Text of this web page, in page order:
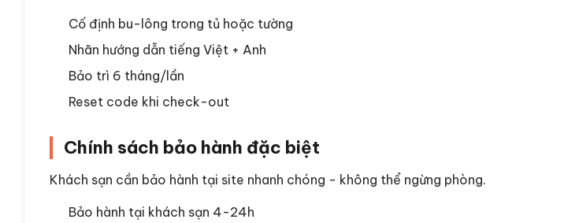
Cố định bu-lông trong tủ hoặc tường
Nhãn hướng dẫn tiếng Việt + Anh
Bảo trì 6 tháng/lần
Reset code khi check-out
Chính sách bảo hành đặc biệt
Khách sạn cần bảo hành tại site nhanh chóng - không thể ngừng phòng.
Bảo hành tại khách sạn 4-24h